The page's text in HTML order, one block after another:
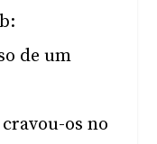
de um
os no